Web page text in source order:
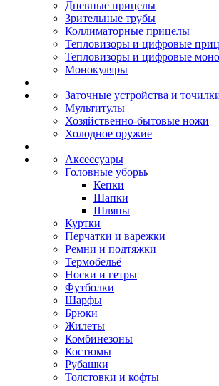
Дневные прицелы
Зрительные трубы
Коллиматорные прицелы
Тепловизоры и цифровые
Тепловизоры и цифровые
Монокуляры
Заточные устройства и
Мультитулы
Хозяйственно-бытовые ножи
Холодное оружие
Аксессуары
Головные уборы
Кепки
Шапки
Шляпы
Куртки
Перчатки и варежки
Ремни и подтяжки
Термобельё
Носки и гетры
Футболки
Шарфы
Брюки
Жилеты
Комбинезоны
Костюмы
Рубашки
Толстовки и кофты